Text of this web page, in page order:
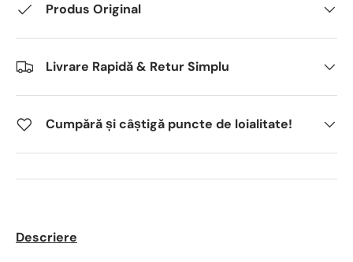
Produs Original
Livrare Rapidă & Retur Simplu
Cumpără și câștigă puncte de loialitate!
Descriere